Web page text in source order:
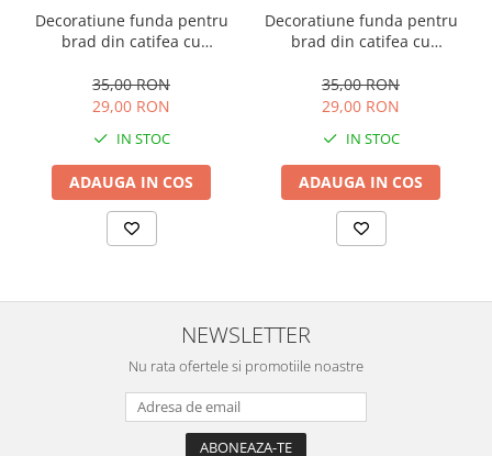
Decoratiune funda pentru
brad din catifea cu
bordeaux
35,00 RON
29,00 RON
IN STOC
ADAUGA IN COS
Decoratiune funda pentru
brad din catifea cu
35,00 RON
29,00 RON
IN STOC
ADAUGA IN COS
NEWSLETTER
Nu rata ofertele si promotiile noastre